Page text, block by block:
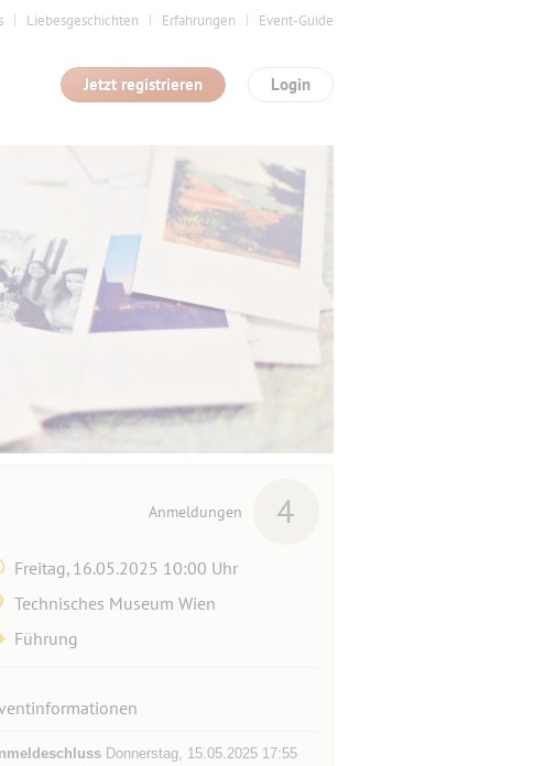
Liebesgeschichten Erfahrungen Event-Guide
Login
Jetzt registrieren
Anmeldungen 4
Freitag, 16.05.2025 10:00 Uhr
Technisches Museum Wien
Führung
Donnerstag, 15.05.2025 17:55